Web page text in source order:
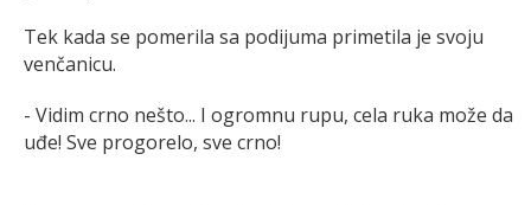
Tek kada se pomerila sa podijuma primetila je svoju
venčanicu.
- Vidim crno nešto... I ogromnu rupu, cela ruka može da
uđe! Sve progorelo, sve crno!